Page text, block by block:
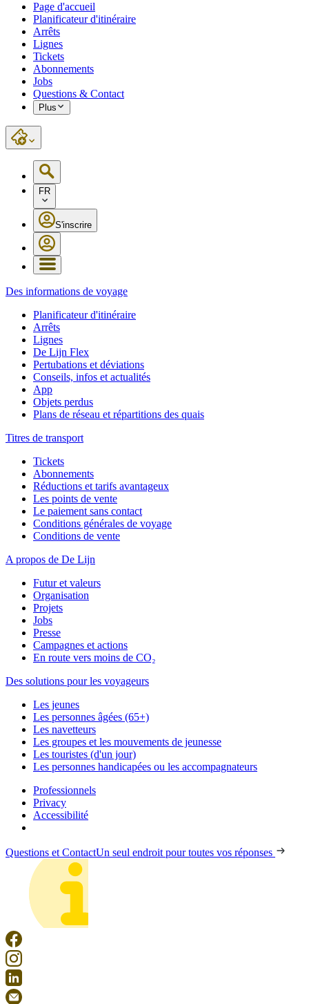
Page d'accueil
Planificateur d'itinéraire
Arrêts
Lignes
Tickets
Abonnements
Jobs
Questions & Contact
Plus
FR
S'inscrire
Des informations de voyage
Planificateur d'itinéraire
Arrêts
Lignes
De Lijn Flex
Pertubations et déviations
Conseils, infos et actualités
App
Objets perdus
Plans de réseau et répartitions des quais
Titres de transport
Tickets
Abonnements
Réductions et tarifs avantageux
Les points de vente
Le paiement sans contact
Conditions générales de voyage
Conditions de vente
A propos de De Lijn
Futur et valeurs
Organisation
Projets
Jobs
Presse
Campagnes et actions
En route vers moins de CO₂
Des solutions pour les voyageurs
Les jeunes
Les personnes âgées (65+)
Les navetteurs
Les groupes et les mouvements de jeunesse
Les touristes (d'un jour)
Les personnes handicapées ou les accompagnateurs
Professionnels
Privacy
Accessibilité
Questions et ContactUn seul endroit pour toutes vos réponses